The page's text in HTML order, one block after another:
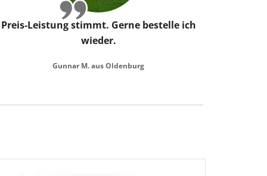
Preis-Leistung stimmt. Gerne bestelle ich
wieder.
Gunnar M. aus Oldenburg